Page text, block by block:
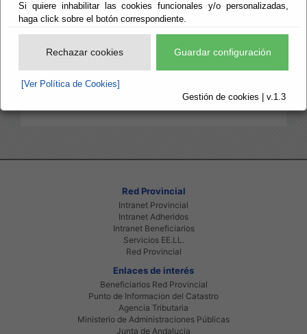
Si quiere inhabilitar las cookies funcionales y/o personalizadas,
haga click sobre el botón correspondiente.
Rechazar cookies Guardar configuración
[Ver Política de Cookies]
Gestión de cookies | v.1.3
Así mismo es utilizado como espacio formativo en los
programas del servicio de igualdad.
Información: Dpto. de P. Igualdad de Género y
Teléfono: 950261155
Red Provincial
Intranet Provincial
Intranet Adheridos
Intranet Beneficiarios
Servicios EE.LL.
Red Provincial
Enlaces de interés
Beneficiarios Red Provincial
Punto de Informacion del Catastro
Agencia Tributaria
Ministerio de Administraciones Públicas
Junta de Andalucia